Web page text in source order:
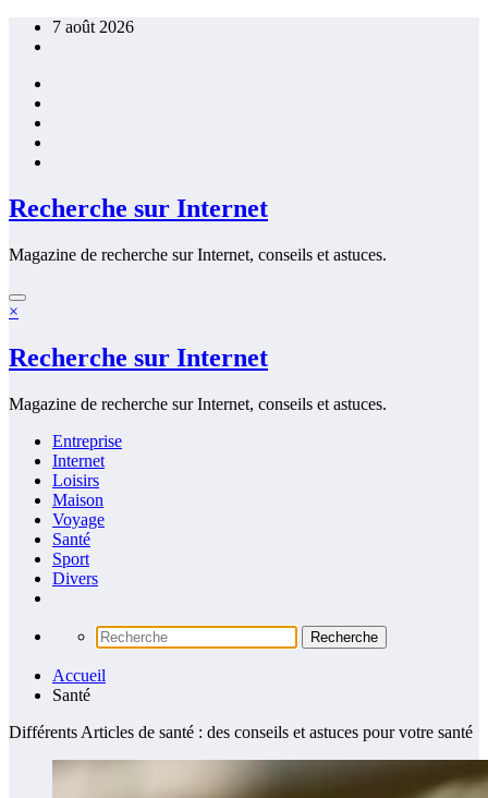
Aller
7 août 2026
Recherche sur Internet
Magazine de recherche sur Internet, conseils et astuces.
×
Recherche sur Internet
Magazine de recherche sur Internet, conseils et astuces.
Entreprise
Internet
Loisirs
Maison
Voyage
Santé
Sport
Divers
Accueil
Santé
Différents Articles de santé : des conseils et astuces pour votre santé